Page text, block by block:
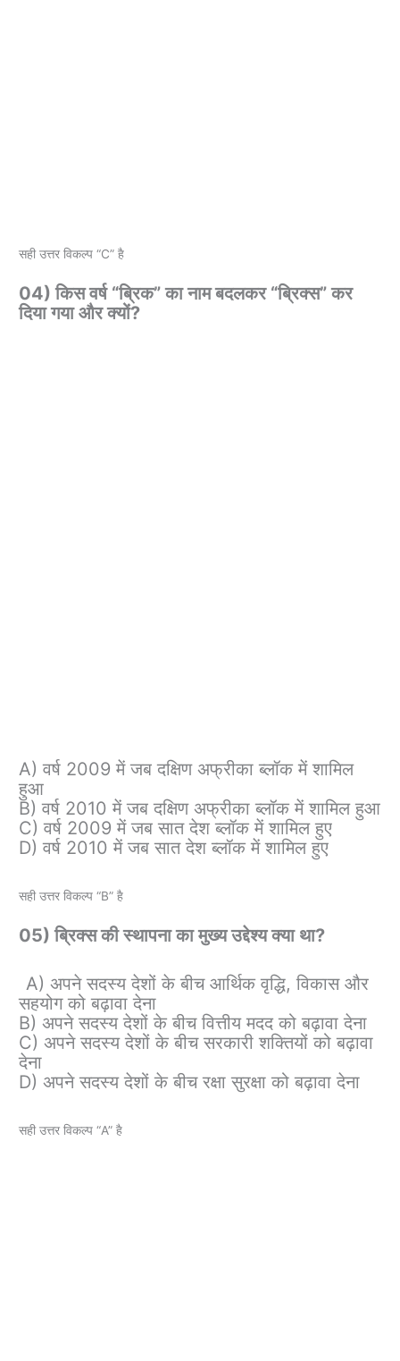
सही उत्तर विकल्प “C” है
04) किस वर्ष “ब्रिक” का नाम बदलकर “ब्रिक्स” कर
दिया गया और क्यों?
A) वर्ष 2009 में जब दक्षिण अफ्रीका ब्लॉक में शामिल
हुआ
B) वर्ष 2010 में जब दक्षिण अफ्रीका ब्लॉक में शामिल हुआ
C) वर्ष 2009 में जब सात देश ब्लॉक में शामिल हुए
D) वर्ष 2010 में जब सात देश ब्लॉक में शामिल हुए
सही उत्तर विकल्प “B” है
05) ब्रिक्स की स्थापना का मुख्य उद्देश्य क्या था?
A) अपने सदस्य देशों के बीच आर्थिक वृद्धि, विकास और
सहयोग को बढ़ावा देना
B) अपने सदस्य देशों के बीच वित्तीय मदद को बढ़ावा देना
C) अपने सदस्य देशों के बीच सरकारी शक्तियों को बढ़ावा
देना
D) अपने सदस्य देशों के बीच रक्षा सुरक्षा को बढ़ावा देना
सही उत्तर विकल्प “A” है